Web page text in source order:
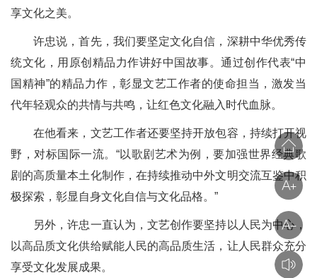
享文化之美。
许忠说，首先，我们要坚定文化自信，深耕中华优秀传
统文化，用原创精品力作讲好中国故事。通过创作代表“中
国精神”的精品力作，彰显文艺工作者的使命担当，激发当
代年轻观众的共情与共鸣，让红色文化融入时代血脉。
在他看来，文艺工作者还要坚持开放包容，持续打开视
野，对标国际一流。“以歌剧艺术为例，要加强世界经典歌
剧的高质量本土化制作，在持续推动中外文明交流互鉴中积
极探索，彰显自身文化自信与文化品格。”
另外，许忠一直认为，文艺创作要坚持以人民为中心，
以高品质文化供给赋能人民的高品质生活，让人民群众充分
享受文化发展成果。